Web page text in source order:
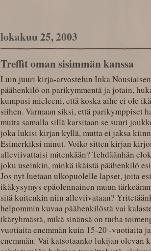
lokakuu 25, 2003
Treffit oman sisimmän kanssa
Luin juuri kirja-arvostelun Inka
päähenkilö on parikymmentä ja jotain,
kumpusi mieleeni, että koska aihe ei ole
siihen. Varmaan siksi, että parikymppiset
mutta samalla sillä karsitaan se suuri
joka lukisi kirjan kyllä, mutta ei jaksa
Esimerkiksi minut. Voiko sitten kirjan
alleviivattaisi mitenkään? Tehdäänhän
joku useinkin, minkä ikäistä päähenkilö
Jos nyt luetaan ulkopuolelle lapset, joita
ikäkysymys epäolennainen muun
sitä kuitenkin niin alleviivataan?
helpommin kuvaa päähenkilöstä vai
ikäryhmästä, mikä sinänsä on turha
vuotiaita enemmän kuin 15-20 -vuotiaita
enemmän. Vai katsotaanko lukijan olevan